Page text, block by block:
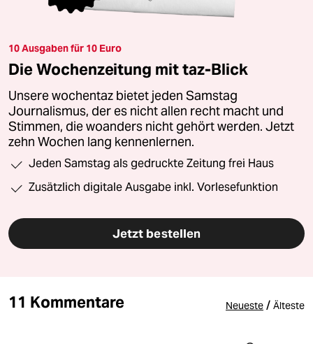
10 Ausgaben für 10 Euro
Die Wochenzeitung mit taz-Blick
Unsere wochentaz bietet jeden Samstag
Journalismus, der es nicht allen recht macht und
Stimmen, die woanders nicht gehört werden. Jetzt
zehn Wochen lang kennenlernen.
Jeden Samstag als gedruckte Zeitung frei Haus
Zusätzlich digitale Ausgabe inkl. Vorlesefunktion
Jetzt bestellen
11 Kommentare Neueste / Älteste